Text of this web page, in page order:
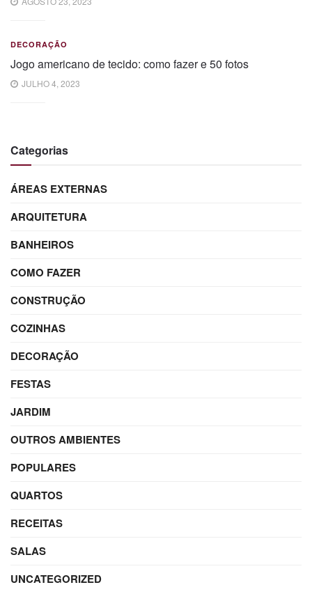
DECORAÇÃO
Jogo americano de tecido: como fazer e 50 fotos
JULHO 4, 2023
Categorias
ÁREAS EXTERNAS
ARQUITETURA
BANHEIROS
COMO FAZER
CONSTRUÇÃO
COZINHAS
DECORAÇÃO
FESTAS
JARDIM
OUTROS AMBIENTES
POPULARES
QUARTOS
RECEITAS
SALAS
UNCATEGORIZED